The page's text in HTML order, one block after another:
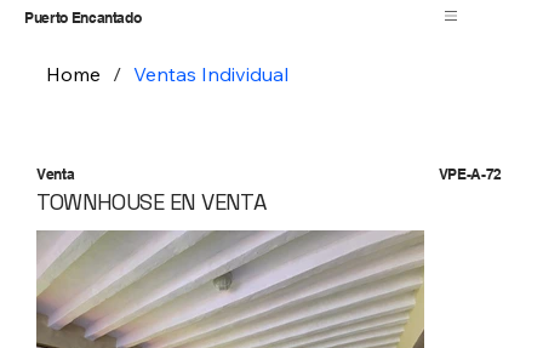
Puerto Encantado
Home / Ventas Individual
Venta
TOWNHOUSE EN VENTA
VPE-A-72